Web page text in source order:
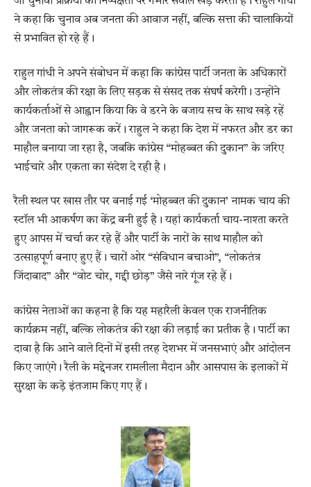
ने कहा कि चुनाव अब जनता की आवाज नहीं, बल्कि सत्ता की चालाकियों
से प्रभावित हो रहे हैं।
राहुल गांधी ने अपने संबोधन में कहा कि कांग्रेस पार्टी जनता के अधिकारों
और लोकतंत्र की रक्षा के लिए सड़क से संसद तक संघर्ष करेगी। उन्होंने
कार्यकर्ताओं से आह्वान किया कि वे डरने के बजाय सच के साथ खड़े रहें
और जनता को जागरूक करें। राहुल ने कहा कि देश में नफरत और डर का
माहौल बनाया जा रहा है, जबकि कांग्रेस “मोहब्बत की दुकान” के जरिए
भाईचारे और एकता का संदेश दे रही है।
रैली स्थल पर खास तौर पर बनाई गई ‘मोहब्बत की दुकान’ नामक चाय की
स्टॉल भी आकर्षण का केंद्र बनी हुई है। यहां कार्यकर्ता चाय-नाश्ता करते
हुए आपस में चर्चा कर रहे हैं और पार्टी के नारों के साथ माहौल को
उत्साहपूर्ण बनाए हुए हैं। चारों ओर “संविधान बचाओ”, “लोकतंत्र
जिंदाबाद” और “वोट चोर, गद्दी छोड़” जैसे नारे गूंज रहे हैं।
कांग्रेस नेताओं का कहना है कि यह महारैली केवल एक राजनीतिक
कार्यक्रम नहीं, बल्कि लोकतंत्र की रक्षा की लड़ाई का प्रतीक है। पार्टी का
दावा है कि आने वाले दिनों में इसी तरह देशभर में जनसभाएं और आंदोलन
किए जाएंगे। रैली के मद्देनजर रामलीला मैदान और आसपास के इलाकों में
सुरक्षा के कड़े इंतजाम किए गए हैं।